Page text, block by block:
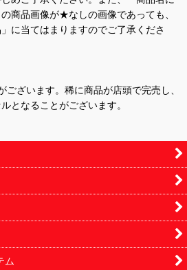
商品画像が★なしの画像であっても、
に当てはまりますのでご了承くださ
ございます。稀に商品が店頭で完売し、
となることがございます。
ム